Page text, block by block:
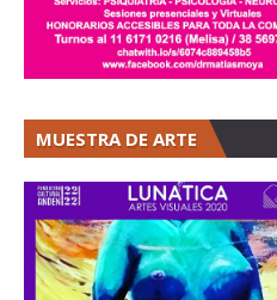
MUESTRA DE ARTE